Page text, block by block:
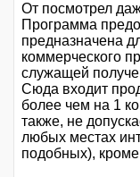
От посмотрел
Программа
предназначена
коммерческого
служащей
Сюда входит
более чем на 1
также, не
любых местах
подобных),